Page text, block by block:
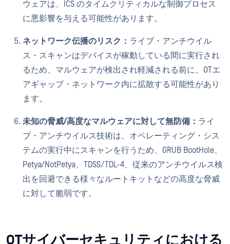
ウェアは、ICS のタイムクリティカルな制御プロセス
に悪影響を与える可能性があります。
ネットワーク伝播のリスク： ライブ・アンチウイル
ス・スキャンはデバイスが稼動している間に実行され
るため、マルウェアが検出され軽減される前に、OTエ
アギャップ・ネットワーク内に拡散する可能性があり
ます。
未知の脅威/高度なマルウェアに対して無防備： ライ
ブ・アンチウイルス技術は、オペレーティング・シス
テムの実行中にスキャンを行うため、GRUB BootHole、
Petya/NotPetya、TDSS/TDL-4、従来のアンチウイルス検
出を回避できる様々なルートキットなどの高度な脅威
に対して脆弱です。
OTサイバーセキュリティにおける